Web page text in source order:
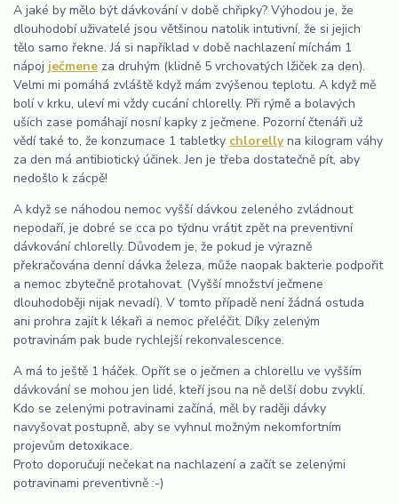
A jaké by mělo být dávkování v době chřipky? Výhodou je, že
dlouhodobí uživatelé jsou většinou natolik intutivní, že si jejich
tělo samo řekne. Já si například v době nachlazení míchám 1
nápoj ječmene za druhým (klidně 5 vrchovatých lžiček za den).
Velmi mi pomáhá zvláště když mám zvýšenou teplotu. A když mě
bolí v krku, uleví mi vždy cucání chlorelly. Při rýmě a bolavých
uších zase pomáhají nosní kapky z ječmene. Pozorní čtenáři už
vědí také to, že konzumace 1 tabletky chlorellyna kilogram váhy
za den má antibiotický účinek. Jen je třeba dostatečně pít, aby
nedošlo k zácpě!
A když se náhodou nemoc vyšší dávkou zeleného zvládnout
nepodaří, je dobré se cca po týdnu vrátit zpět na preventivní
dávkování chlorelly. Důvodem je, že pokud je výrazně
překračována denní dávka železa, může naopak bakterie podpořit
a nemoc zbytečně protahovat. (Vyšší množství ječmene
dlouhodoběji nijak nevadí). V tomto případě není žádná ostuda
ani prohra zajít k lékaři a nemoc přeléčit. Díky zeleným
potravinám pak bude rychlejší rekonvalescence.
A má to ještě 1 háček. Opřít se o ječmen a chlorellu ve vyšším
dávkování se mohou jen lidé, kteří jsou na ně delší dobu zvyklí.
Kdo se zelenými potravinami začíná, měl by raději dávky
navyšovat postupně, aby se vyhnul možným nekomfortním
projevům detoxikace.
Proto doporučuji nečekat na nachlazení a začít se zelenými
potravinami preventivně :-)